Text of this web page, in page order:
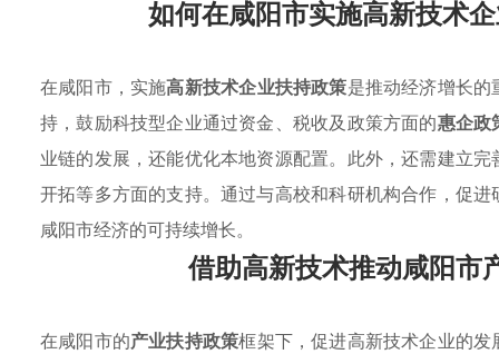
如何在咸阳市实施高新技术
在咸阳市，实施高新技术企业扶持政策是推动经济增长
持，鼓励科技型企业通过资金、税收及政策方面的惠企政
业链的发展，还能优化本地资源配置。此外，还需建立
开拓等多方面的支持。通过与高校和科研机构合作，促
咸阳市经济的可持续增长。
借助高新技术推动咸阳市
在咸阳市的产业扶持政策框架下，促进高新技术企业的